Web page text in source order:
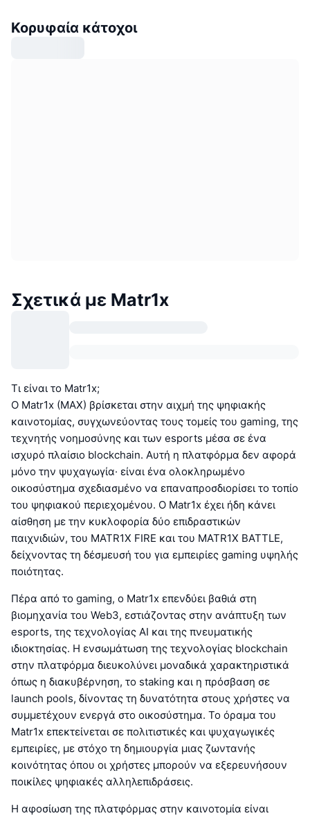
Κορυφαία κάτοχοι
Σχετικά με Matr1x
Τι είναι το Matr1x;
Ο Matr1x (MAX) βρίσκεται στην αιχμή της ψηφιακής
καινοτομίας, συγχωνεύοντας τους τομείς του gaming, της
τεχνητής νοημοσύνης και των esports μέσα σε ένα
ισχυρό πλαίσιο blockchain. Αυτή η πλατφόρμα δεν αφορά
μόνο την ψυχαγωγία· είναι ένα ολοκληρωμένο
οικοσύστημα σχεδιασμένο να επαναπροσδιορίσει το τοπίο
του ψηφιακού περιεχομένου. Ο Matr1x έχει ήδη κάνει
αίσθηση με την κυκλοφορία δύο επιδραστικών
παιχνιδιών, του MATR1X FIRE και του MATR1X BATTLE,
δείχνοντας τη δέσμευσή του για εμπειρίες gaming υψηλής
ποιότητας.
Πέρα από το gaming, ο Matr1x επενδύει βαθιά στη
βιομηχανία του Web3, εστιάζοντας στην ανάπτυξη των
esports, της τεχνολογίας AI και της πνευματικής
ιδιοκτησίας. Η ενσωμάτωση της τεχνολογίας blockchain
στην πλατφόρμα διευκολύνει μοναδικά χαρακτηριστικά
όπως η διακυβέρνηση, το staking και η πρόσβαση σε
launch pools, δίνοντας τη δυνατότητα στους χρήστες να
συμμετέχουν ενεργά στο οικοσύστημα. Το όραμα του
Matr1x επεκτείνεται σε πολιτιστικές και ψυχαγωγικές
εμπειρίες, με στόχο τη δημιουργία μιας ζωντανής
κοινότητας όπου οι χρήστες μπορούν να εξερευνήσουν
ποικίλες ψηφιακές αλληλεπιδράσεις.
Η αφοσίωση της πλατφόρμας στην καινοτομία είναι